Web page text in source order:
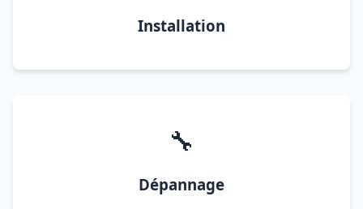
Installation
🔧
Dépannage